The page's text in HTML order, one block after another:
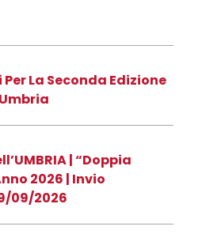
La Seconda Edizione
| “Doppia
2026 | Invio
09/2026